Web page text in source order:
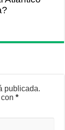
publicada.
con*